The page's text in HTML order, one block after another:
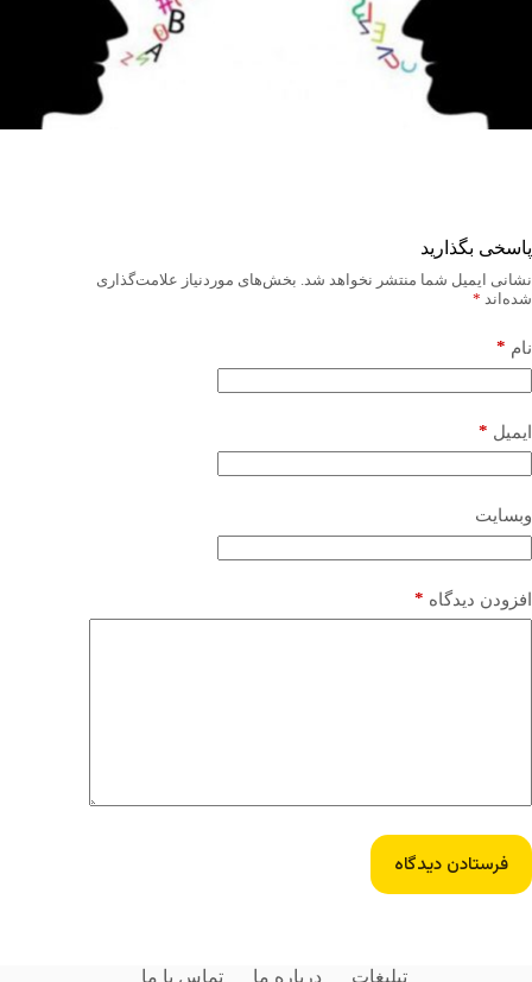
پاسخی بگذارید
نشانی ایمیل شما منتشر نخواهد شد. بخش‌های موردنیاز علامت‌گذاری
شده‌اند *
نام *
ایمیل *
وبسایت
افزودن دیدگاه *
فرستادن دیدگاه
تبلیغات درباره ما تماس با ما